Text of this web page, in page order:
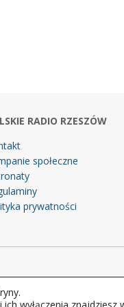
RADIO RZESZÓW
społeczne
prywatności